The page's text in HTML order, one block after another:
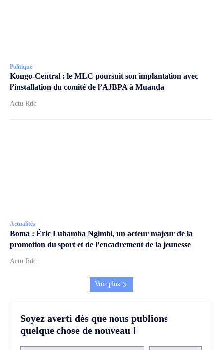
Politique
Kongo-Central : le MLC poursuit son implantation avec
l’installation du comité de l’AJBPA à Muanda
Actu Rdc
Actualités
Boma : Éric Lubamba Ngimbi, un acteur majeur de la
promotion du sport et de l’encadrement de la jeunesse
Actu Rdc
Voir plus
Soyez averti dès que nous publions
quelque chose de nouveau !